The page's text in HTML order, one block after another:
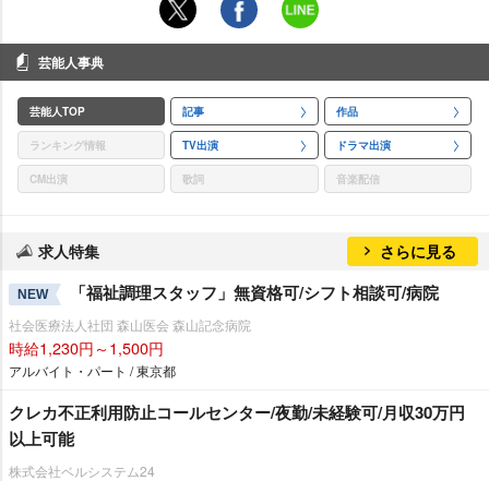
芸能人事典
芸能人TOP 記事 作品
ランキング情報 TV出演 ドラマ出演
CM出演 歌詞 音楽配信
求人特集 さらに見る
NEW 「福祉調理スタッフ」無資格可/シフト相談可/病院
社会医療法人社団 森山医会 森山記念病院
時給1,230円～1,500円
アルバイト・パート / 東京都
クレカ不正利用防止コールセンター/夜勤/未経験可/月収30万円
以上可能
株式会社ベルシステム24